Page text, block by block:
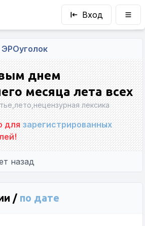
Вход
днем
месяца лета всех
лексика
длязарегистрированных
назад
/ по дате